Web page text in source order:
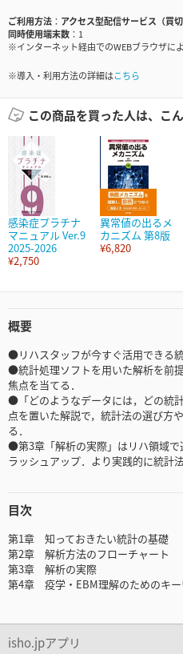
ご利用方法
アクセス型配信サービス（買切
同時使用端末数
1
※インターネット経由でのWEBブラウザに
※導入・利用方法の詳細はこちら
この商品を買った人は、こ
感染症プラチナ
マニュアル Ver.9
2025-2026
¥2,750
異常値の出るメ
カニズム 第8版
¥6,820
概要
●リハスタッフが今すぐ活用できる
●統計処理ソフトを用いた解析を前
焦点を当てる．
●「どのようなデータには，どの統
点を置いた解説で，統計法の選び方
る．
●第3章「解析の実際」はリハ領域
ラッシュアップ．より実践的に統計
目次
第1章 知っておきたい統計の基礎
第2章 解析方法のフローチャート
第3章 解析の実際
第4章 疫学・EBM理解のためのキー
isho.jpアプリ